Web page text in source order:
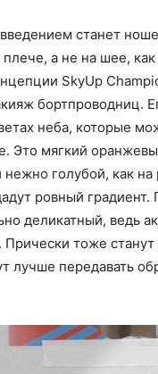
станет
а не на шее,
SkyUp
бортпроводниц.
неба, которые
Это мягкий
нежно голубой, как на
ровный градиент.
деликатный, ведь
Прически тоже
лучше передавать